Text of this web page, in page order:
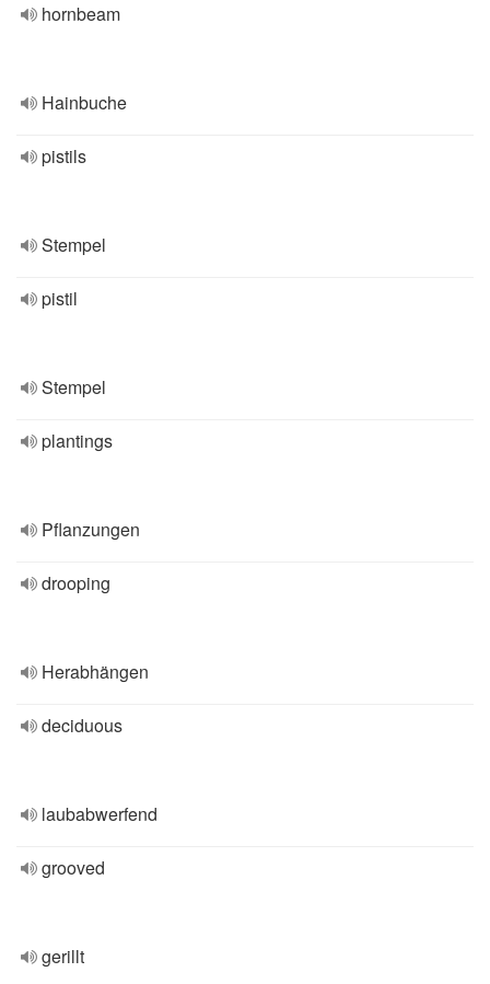
hornbeam
Hainbuche
pistils
Stempel
pistil
Stempel
plantings
Pflanzungen
drooping
Herabhängen
deciduous
laubabwerfend
grooved
gerillt